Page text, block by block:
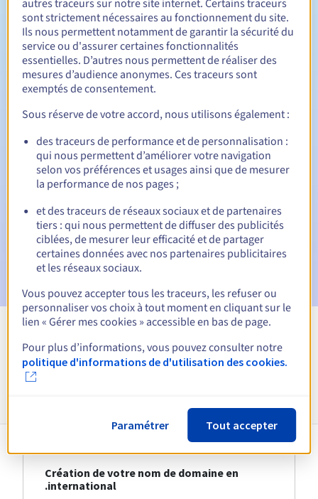
Durée de renouvellement Entre 1 et 10 ans
Période de rédemption
Notifications automatiques :
E-mails d'avertissement : 60, 30, 15, 7 et 3 jours avant la
date d'échéance
E-mail le jour de l'expirationpour notification de la
suspension du nom de domaine
E-mail après la période de grâce de rédemptionpour
notification de la suppression du nom de domaine
Voir toutes les extensions
Informations sur le .international
Création de votre nom de domaine en
.international
autres traceurs sur notre site internet. Certains traceurs
sont strictement nécessaires au fonctionnement du site.
Ils nous permettent notamment de garantir la sécurité du
service ou d'assurer certaines fonctionnalités
essentielles. D’autres nous permettent de réaliser des
mesures d’audience anonymes. Ces traceurs sont
exemptés de consentement.
Sous réserve de votre accord, nous utilisons également :
des traceurs de performance et de personnalisation :
qui nous permettent d’améliorer votre navigation
selon vos préférences et usages ainsi que de mesurer
la performance de nos pages ;
et des traceurs de réseaux sociaux et de partenaires
tiers : qui nous permettent de diffuser des publicités
ciblées, de mesurer leur efficacité et de partager
certaines données avec nos partenaires publicitaires
et les réseaux sociaux.
Vous pouvez accepter tous les traceurs, les refuser ou
personnaliser vos choix à tout moment en cliquant sur le
lien « Gérer mes cookies » accessible en bas de page.
Pour plus d’informations, vous pouvez consulter notre
politique d'informations de d'utilisation des cookies.
Paramétrer Tout accepter